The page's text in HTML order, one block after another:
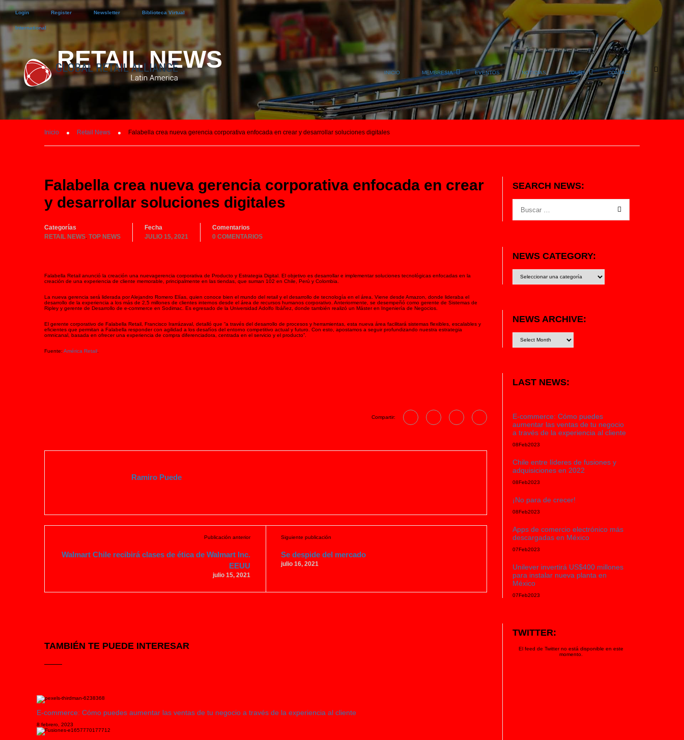
Login Register Newsletter Biblioteca Virtual
International
INICIO MEMBRESIA EVENTOS NOTICIAS TOURS CONTACT
RETAIL NEWS
Inicio Retail News Falabella crea nueva gerencia corporativa enfocada en crear y desarrollar soluciones digitales
Falabella crea nueva gerencia corporativa enfocada en crear
y desarrollar soluciones digitales
Categorías
RETAIL NEWS TOP NEWS
Fecha
JULIO 15, 2021
Comentarios
0 COMENTARIOS
Falabella Retail anunció la creación una nuevagerencia corporativa de Producto y Estrategia Digital. El objetivo es desarrollar e implementar soluciones tecnológicas enfocadas en la
creación de una experiencia de cliente memorable, principalmente en las tiendas, que suman 102 en Chile, Perú y Colombia.
La nueva gerencia será liderada por Alejandro Romero Elías, quien conoce bien el mundo del retail y el desarrollo de tecnología en el área. Viene desde Amazon, donde lideraba el
desarrollo de la experiencia a los más de 2,5 millones de clientes internos desde el área de recursos humanos corporativo. Anteriormente, se desempeñó como gerente de Sistemas de
Ripley y gerente de Desarrollo de e-commerce en Sodimac. Es egresado de la Universidad Adolfo Ibáñez, donde también realizó un Máster en Ingeniería de Negocios.
El gerente corporativo de Falabella Retail, Francisco Irarrázaval, detalló que “a través del desarrollo de procesos y herramientas, esta nueva área facilitará sistemas flexibles, escalables y
eficientes que permitan a Falabella responder con agilidad a los desafíos del entorno competitivo actual y futuro. Con esto, apostamos a seguir profundizando nuestra estrategia
omnicanal, basada en ofrecer una experiencia de compra diferenciadora, centrada en el servicio y el producto”.
Fuente: América Retail
Compartir:
Ramiro Puede
Publicación anterior
Walmart Chile recibirá clases de ética de Walmart Inc.
EEUU
julio 15, 2021
Siguiente publicación
Se despide del mercado
julio 16, 2021
TAMBIÉN TE PUEDE INTERESAR
E-commerce: Cómo puedes aumentar las ventas de tu negocio a través de la experiencia al cliente
8 febrero, 2023
SEARCH NEWS:
NEWS CATEGORY:
category:
NEWS ARCHIVE:
LAST NEWS:
E-commerce: Cómo puedes
aumentar las ventas de tu negocio
a través de la experiencia al cliente
08Feb2023
Chile entre líderes de fusiones y
adquisiciones en 2022
08Feb2023
¡No para de crecer!
08Feb2023
Apps de comercio electrónico más
descargadas en México
07Feb2023
Unilever invertirá US$400 millones
para instalar nueva planta en
México
07Feb2023
TWITTER:
El feed de Twitter no está disponible en este
momento.